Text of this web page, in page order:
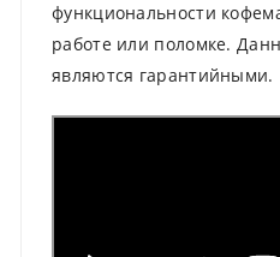
функциональности
работе или поломке.
являются гарантийными.